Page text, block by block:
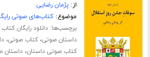
از:پژمان رضایی
موضوع:کتاب‌های صوتی
برچسب‌ها:دانلود رایگان
داستان صوتی،کتاب صوتی،
کتاب صوتی داستان،داستان